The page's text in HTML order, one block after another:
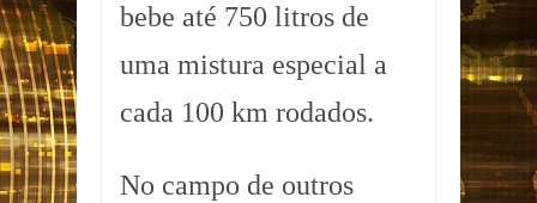
bebe até 750 litros de
uma mistura especial a
cada 100 km rodados.
No campo de outros